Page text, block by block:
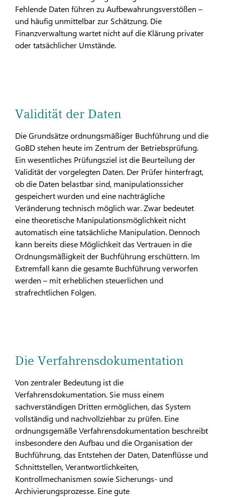
Fehlende Daten führen zu Aufbewahrungsverstößen –
und häufig unmittelbar zur Schätzung. Die
Finanzverwaltung wartet nicht auf die Klärung privater
oder tatsächlicher Umstände.
Validität der Daten
Die Grundsätze ordnungsmäßiger Buchführung und die
GoBD stehen heute im Zentrum der Betriebsprüfung.
Ein wesentliches Prüfungsziel ist die Beurteilung der
Validität der vorgelegten Daten. Der Prüfer hinterfragt,
ob die Daten belastbar sind, manipulationssicher
gespeichert wurden und eine nachträgliche
Veränderung technisch möglich war. Zwar bedeutet
eine theoretische Manipulationsmöglichkeit nicht
automatisch eine tatsächliche Manipulation. Dennoch
kann bereits diese Möglichkeit das Vertrauen in die
Ordnungsmäßigkeit der Buchführung erschüttern. Im
Extremfall kann die gesamte Buchführung verworfen
werden – mit erheblichen steuerlichen und
strafrechtlichen Folgen.
Die Verfahrensdokumentation
Von zentraler Bedeutung ist die
Verfahrensdokumentation. Sie muss einem
sachverständigen Dritten ermöglichen, das System
vollständig und nachvollziehbar zu prüfen. Eine
ordnungsgemäße Verfahrensdokumentation beschreibt
insbesondere den Aufbau und die Organisation der
Buchführung, das Entstehen der Daten, Datenflüsse und
Schnittstellen, Verantwortlichkeiten,
Kontrollmechanismen sowie Sicherungs- und
Archivierungsprozesse. Eine gute